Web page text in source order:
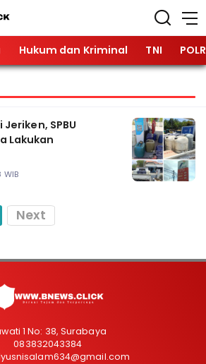
Hukum dan Kriminal TNI
SPBU
Lakukan
WIB
Next
1 No: 38, Surabaya
083832043384